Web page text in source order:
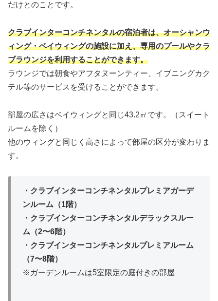
だけとのことです。
クラブインターコンチネンタルの宿泊者は、オーシャンウ
ィング・ベイウィングの施設に加え、専用のプールやクラ
ブラウンジを利用することができます。
ラウンジでは朝食やアフタヌーンティー、イブニングカク
テル等のサービスを受けることができます。
部屋の広さはベイウィングと同じ43.2㎡です。（スイート
ルームを除く）
他のウィングと同じく高さによって部屋の区分が変わりま
す。
・クラブインターコンチネンタルプレミアガーデ
ンルーム（1階）
・クラブインターコンチネンタルデラックスルー
ム（2〜6階）
・クラブインターコンチネンタルプレミアルーム
（7〜8階）
※ガーデンルームは5室限定の庭付きの部屋